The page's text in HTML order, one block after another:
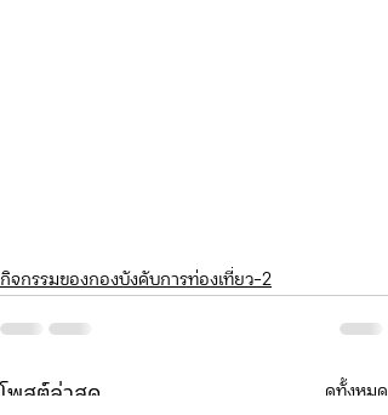
กิจกรรมของกองบังคับการท่องเที่ยว-2
โพสต์ล่าสุด ดูทั้งหมด